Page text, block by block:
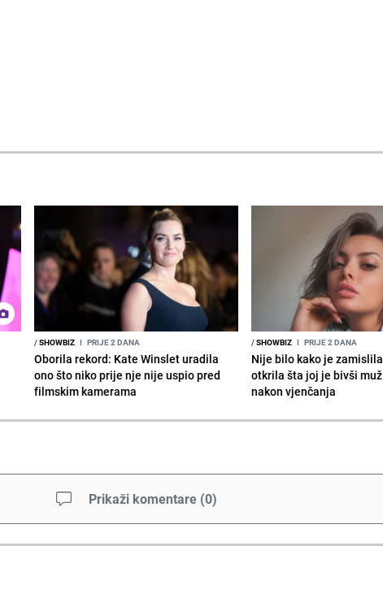
/SHOWBIZ I PRIJE 2 DANA
Oborila rekord: Kate Winslet uradila
ono što niko prije nje nije uspio pred
filmskim kamerama
/SHOWBIZ I PRIJE 2 DANA
Nije bilo kako je
otkrila šta joj je bivši
nakon vjenčanja
Prikaži komentare (0)